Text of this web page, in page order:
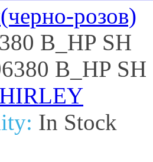
розов)
B_HP SH
B_HP SH
In Stock